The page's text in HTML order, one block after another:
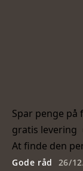
Spar penge
gratis levering
At finde den
Gode råd 26/